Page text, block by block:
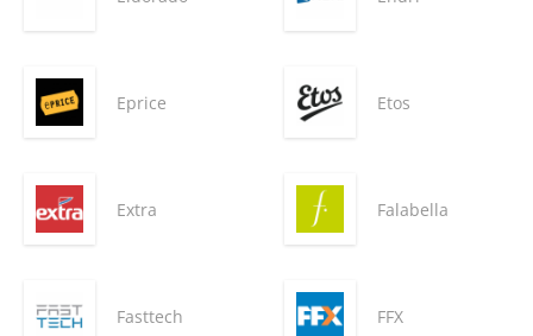
Eprice Etos
Extra Falabella
Fasttech FFX